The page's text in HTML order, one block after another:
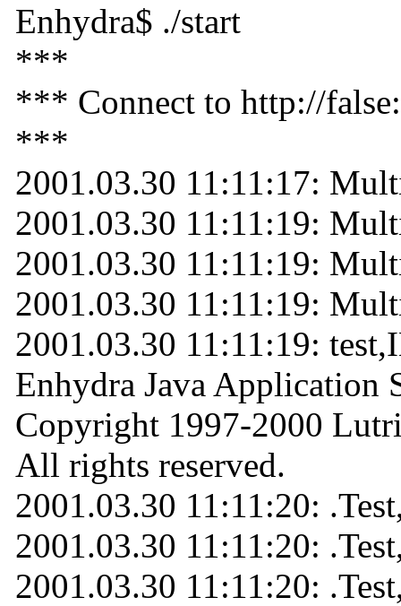
Enhydra$ ./start
***
*** Connect to http://
***
2001.03.30 11:11:17:
2001.03.30 11:11:19:
2001.03.30 11:11:19:
2001.03.30 11:11:19:
2001.03.30 11:11:19:
Enhydra Java Application
Copyright 1997-2000
All rights reserved.
2001.03.30 11:11:20:
2001.03.30 11:11:20:
2001.03.30 11:11:20: